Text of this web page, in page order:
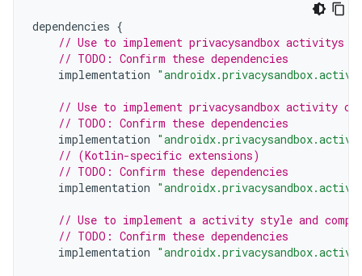
dependencies {
// Use to implement privacysandbox activitys
// TODO: Confirm these dependencies
implementation
// Use to implement privacysandbox activity
// TODO: Confirm these dependencies
implementation
// (Kotlin-specific extensions)
// TODO: Confirm these dependencies
implementation
// Use to implement a activity style and
// TODO: Confirm these dependencies
implementation